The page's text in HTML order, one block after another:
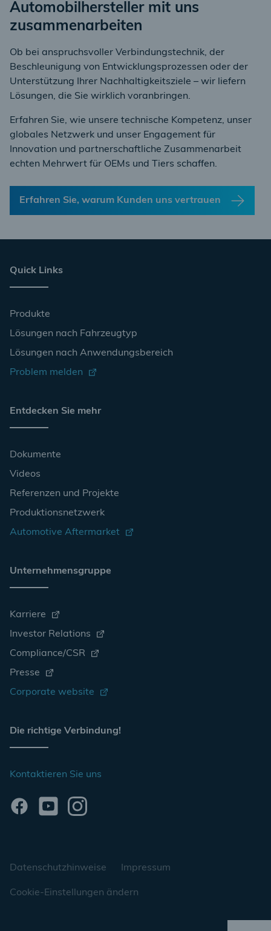
Automobilhersteller mit uns
zusammenarbeiten
Ob bei anspruchsvoller Verbindungstechnik, der
Beschleunigung von Entwicklungsprozessen oder der
Unterstützung Ihrer Nachhaltigkeitsziele – wir liefern
Lösungen, die Sie wirklich voranbringen.
Erfahren Sie, wie unsere technische Kompetenz, unser
globales Netzwerk und unser Engagement für
Innovation und partnerschaftliche Zusammenarbeit
echten Mehrwert für OEMs und Tiers schaffen.
Erfahren Sie, warum Kunden uns vertrauen
Quick Links
Produkte
Lösungen nach Fahrzeugtyp
Lösungen nach Anwendungsbereich
Problem melden
Entdecken Sie mehr
Dokumente
Videos
Referenzen und Projekte
Produktionsnetzwerk
Automotive Aftermarket
Unternehmensgruppe
Karriere
Investor Relations
Compliance/CSR
Presse
Corporate website
Die richtige Verbindung!
Kontaktieren Sie uns
Datenschutzhinweise Impressum
Cookie-Einstellungen ändern